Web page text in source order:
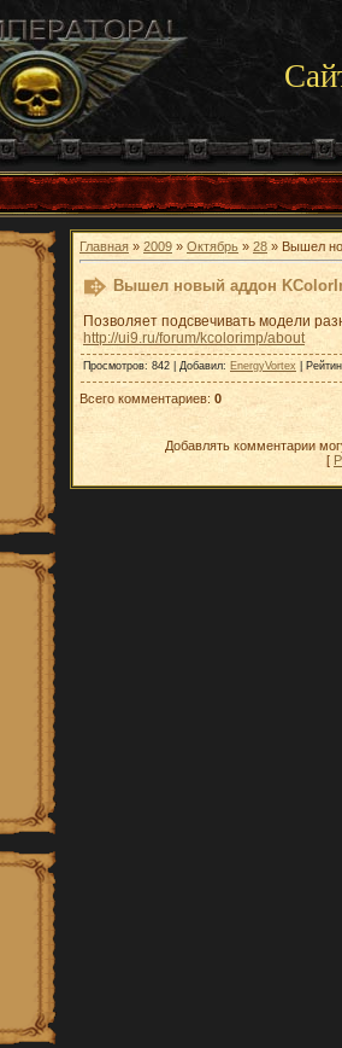
Главная » 2009 » Октябрь » 28 » Вышел
Вышел новый аддон
Позволяет подсвечивать модели
http://ui9.ru/forum/kcolorimp/about
Просмотров: 842 | Добавил: EnergyVortex
Всего комментариев: 0
Добавлять комментарии
[